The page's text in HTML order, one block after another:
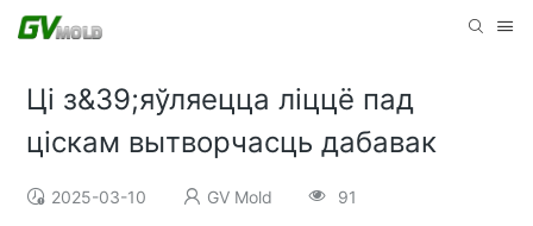
Ці з&39;яўляецца ліццё пад
ціскам вытворчасць дабавак
2025-03-10 GV Mold 91